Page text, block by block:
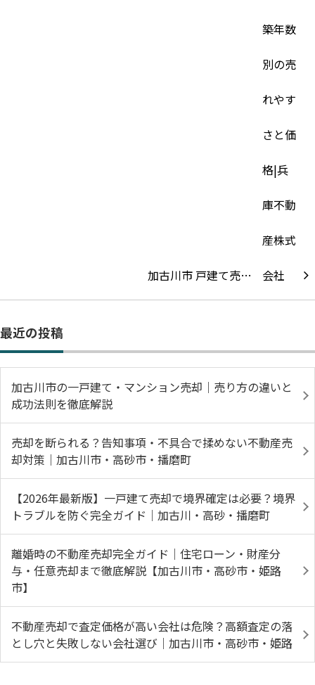
加古川市 戸建て売…
最近の投稿
加古川市の一戸建て・マンション売却｜売り方の違いと
成功法則を徹底解説
売却を断られる？告知事項・不具合で揉めない不動産売
却対策｜加古川市・高砂市・播磨町
【2026年最新版】一戸建て売却で境界確定は必要？境界
トラブルを防ぐ完全ガイド｜加古川・高砂・播磨町
離婚時の不動産売却完全ガイド｜住宅ローン・財産分
与・任意売却まで徹底解説【加古川市・高砂市・姫路
市】
不動産売却で査定価格が高い会社は危険？高額査定の落
とし穴と失敗しない会社選び｜加古川市・高砂市・姫路